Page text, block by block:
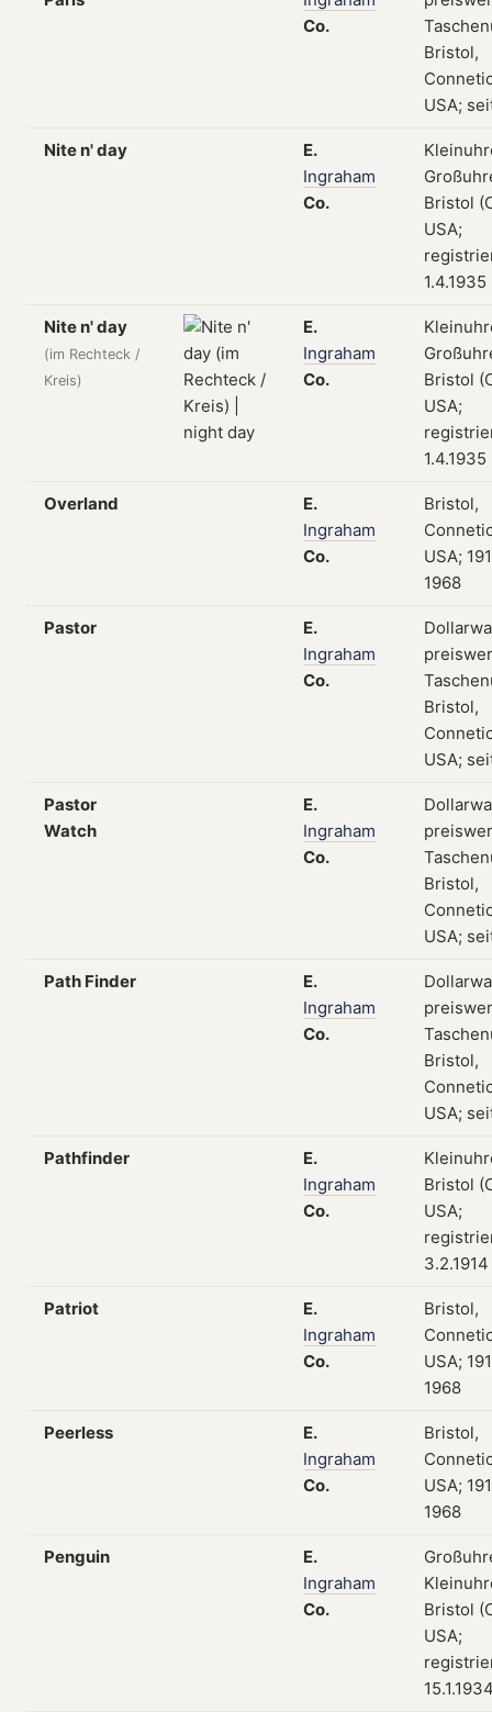
Co.
Bristol,
USA;
Nite n' day
E.
Ingraham
Co.
Bristol
USA;
1.4.1935
Nite n' day
(im Rechteck /
Kreis)
E.
Ingraham
Co.
Bristol
USA;
1.4.1935
Overland
E.
Ingraham
Co.
Bristol,
USA;
1968
Pastor
E.
Ingraham
Co.
Bristol,
USA;
Pastor
Watch
E.
Ingraham
Co.
Bristol,
USA;
Path Finder
E.
Ingraham
Co.
Bristol,
USA;
Pathfinder
E.
Ingraham
Co.
Bristol
USA;
3.2.1914
Patriot
E.
Ingraham
Co.
Bristol,
USA;
1968
Peerless
E.
Ingraham
Co.
Bristol,
USA;
1968
Penguin
E.
Ingraham
Co.
Bristol
USA;